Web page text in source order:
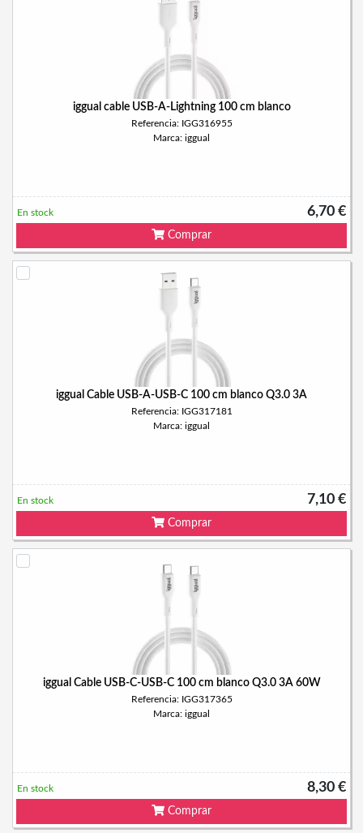
iggual cable USB-A-Lightning 100 cm blanco
Referencia: IGG316955
Marca: iggual
6,70 €
En stock
Comprar
iggual Cable USB-A-USB-C 100 cm blanco Q3.0 3A
Referencia: IGG317181
Marca: iggual
7,10 €
En stock
Comprar
iggual Cable USB-C-USB-C 100 cm blanco Q3.0 3A 60W
Referencia: IGG317365
Marca: iggual
8,30 €
En stock
Comprar